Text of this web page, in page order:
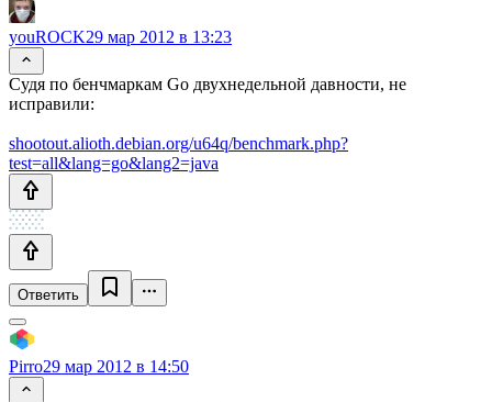
youROCK29 мар 2012 в 13:23
Судя по бенчмаркам Go двухнедельной давности, не
исправили:
shootout.alioth.debian.org/u64q/benchmark.php?
test=all&lang=go&lang2=java
Ответить
Pirro29 мар 2012 в 14:50